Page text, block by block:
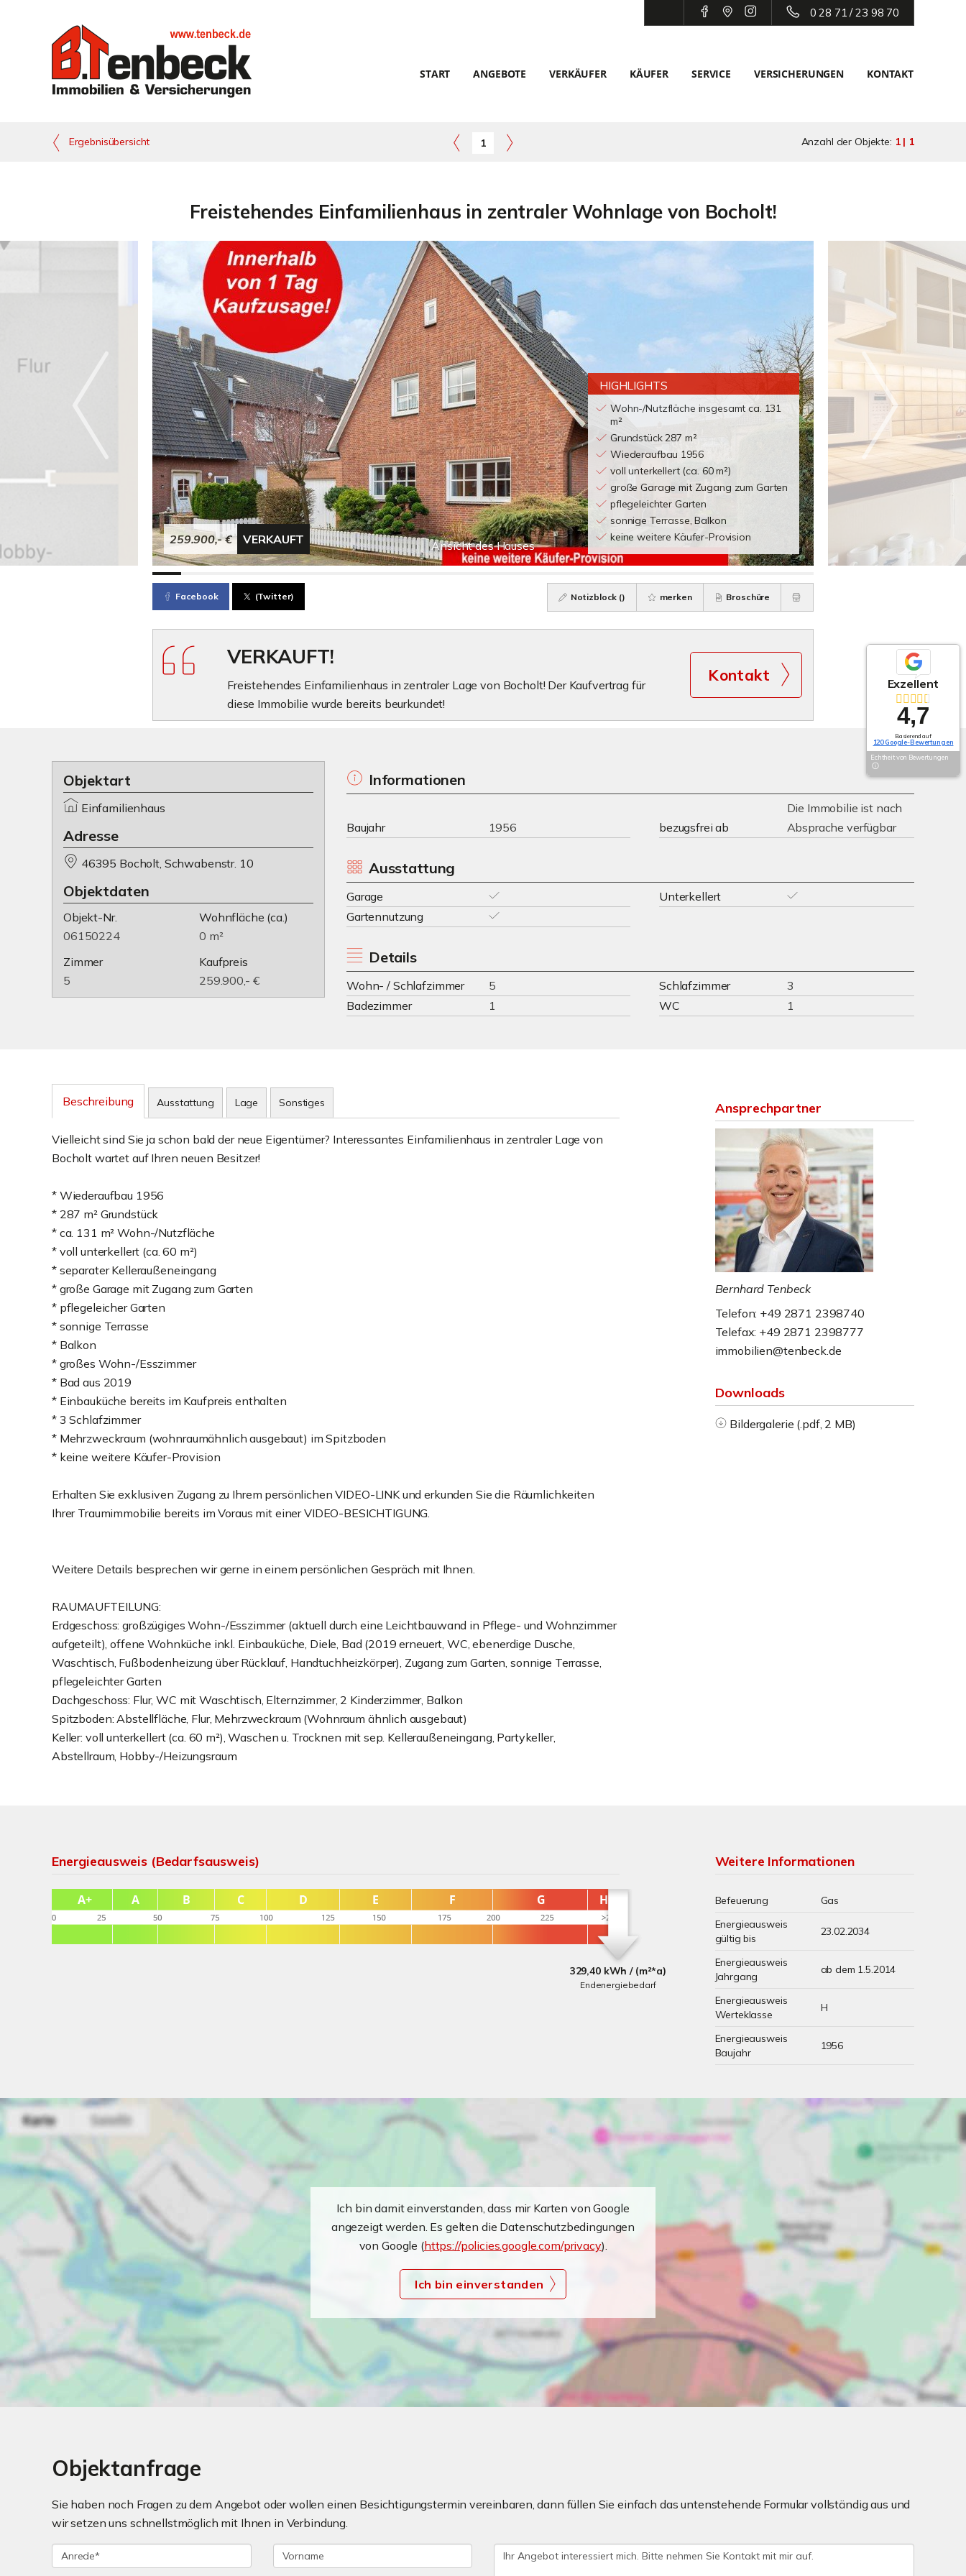
0 28 71 / 23 98 70
START ANGEBOTE VERKÄUFER KÄUFER SERVICE VERSICHERUNGEN KONTAKT
Ergebnisübersicht 1 Anzahl der Objekte: 1 | 1
Freistehendes Einfamilienhaus in zentraler Wohnlage von Bocholt!
Ansicht des Hauses
HIGHLIGHTS
Wohn-/Nutzfläche insgesamt ca. 131
m²
Grundstück 287 m²
Wiederaufbau 1956
voll unterkellert (ca. 60 m²)
große Garage mit Zugang zum Garten
pflegeleichter Garten
sonnige Terrasse, Balkon
keine weitere Käufer-Provision
259.900,- € VERKAUFT
Facebook (Twitter) Notizblock () merken Broschüre
VERKAUFT!
Freistehendes Einfamilienhaus in zentraler Lage von Bocholt! Der Kaufvertrag für
diese Immobilie wurde bereits beurkundet!
Kontakt
Objektart
Einfamilienhaus
Adresse
46395 Bocholt, Schwabenstr. 10
Objektdaten
Objekt-Nr.
06150224
Wohnfläche (ca.)
0 m²
Zimmer
5
Kaufpreis
259.900,- €
Informationen
Baujahr 1956 bezugsfrei ab
Die Immobilie ist nach
Absprache verfügbar
Ausstattung
Garage
Unterkellert
Gartennutzung
Details
Wohn- / Schlafzimmer 5 Schlafzimmer
3
Badezimmer
1 WC 1
Beschreibung Ausstattung Lage Sonstiges
Vielleicht sind Sie ja schon bald der neue Eigentümer? Interessantes Einfamilienhaus in zentraler Lage von
Bocholt wartet auf Ihren neuen Besitzer!
* Wiederaufbau 1956
* 287 m² Grundstück
* ca. 131 m² Wohn-/Nutzfläche
* voll unterkellert (ca. 60 m²)
* separater Kelleraußeneingang
* große Garage mit Zugang zum Garten
* pflegeleicher Garten
* sonnige Terrasse
* Balkon
* großes Wohn-/Esszimmer
* Bad aus 2019
* Einbauküche bereits im Kaufpreis enthalten
* 3 Schlafzimmer
* Mehrzweckraum (wohnraumähnlich ausgebaut) im Spitzboden
* keine weitere Käufer-Provision
Erhalten Sie exklusiven Zugang zu Ihrem persönlichen VIDEO-LINK und erkunden Sie die Räumlichkeiten
Ihrer Traumimmobilie bereits im Voraus mit einer VIDEO-BESICHTIGUNG.
Weitere Details besprechen wir gerne in einem persönlichen Gespräch mit Ihnen.
RAUMAUFTEILUNG:
Erdgeschoss: großzügiges Wohn-/Esszimmer (aktuell durch eine Leichtbauwand in Pflege- und Wohnzimmer
aufgeteilt), offene Wohnküche inkl. Einbauküche, Diele, Bad (2019 erneuert, WC, ebenerdige Dusche,
Waschtisch, Fußbodenheizung über Rücklauf, Handtuchheizkörper), Zugang zum Garten, sonnige Terrasse,
pflegeleichter Garten
Dachgeschoss: Flur, WC mit Waschtisch, Elternzimmer, 2 Kinderzimmer, Balkon
Spitzboden: Abstellfläche, Flur, Mehrzweckraum (Wohnraum ähnlich ausgebaut)
Keller: voll unterkellert (ca. 60 m²), Waschen u. Trocknen mit sep. Kelleraußeneingang, Partykeller,
Abstellraum, Hobby-/Heizungsraum
Ansprechpartner
Bernhard Tenbeck
Telefon: +49 2871 2398740
Telefax: +49 2871 2398777
immobilien@tenbeck.de
Downloads
Bildergalerie (.pdf, 2 MB)
Energieausweis (Bedarfsausweis)
329,40 kWh / (m²*a)
Endenergiebedarf
Weitere Informationen
Befeuerung
Gas
Energieausweis
gültig bis
23.02.2034
Energieausweis
Jahrgang
ab dem 1.5.2014
Energieausweis
Werteklasse
H
Energieausweis
Baujahr
1956
Ich bin damit einverstanden, dass mir Karten von Google
angezeigt werden. Es gelten die Datenschutzbedingungen
von Google (https://policies.google.com/privacy).
Ich bin einverstanden
Objektanfrage
Sie haben noch Fragen zu dem Angebot oder wollen einen Besichtigungstermin vereinbaren, dann füllen Sie einfach das untenstehende Formular vollständig aus und
wir setzen uns schnellstmöglich mit Ihnen in Verbindung.
Exzellent
4,7
Basierend auf
120 Google-Bewertungen
Echtheit von Bewertungen